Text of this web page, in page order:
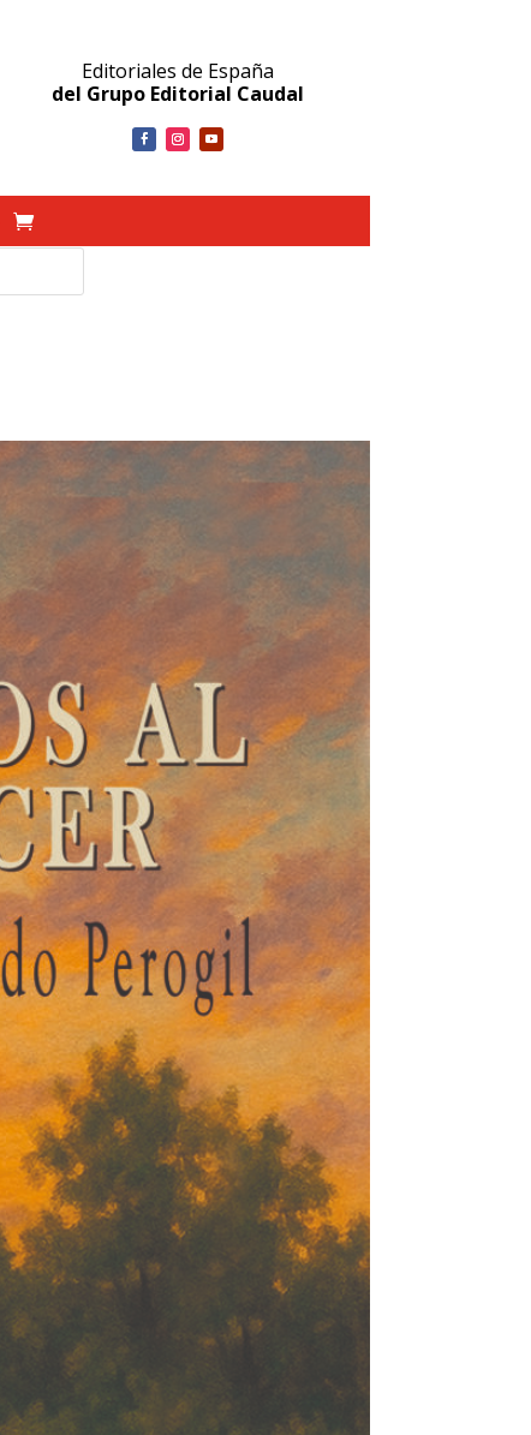
Editoriales de España
del Grupo Editorial Caudal